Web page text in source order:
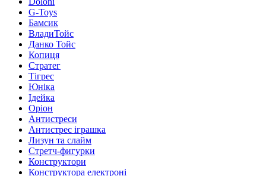
G-Toys
Бамсик
ВладиТойс
Данко Тойс
Копиця
Стратег
Тігрес
Юніка
Ідейка
Оріон
Антистреси
Антистрес іграшка
Лизун та слайм
Стретч-фигурки
Конструктори
Конструктора електроні